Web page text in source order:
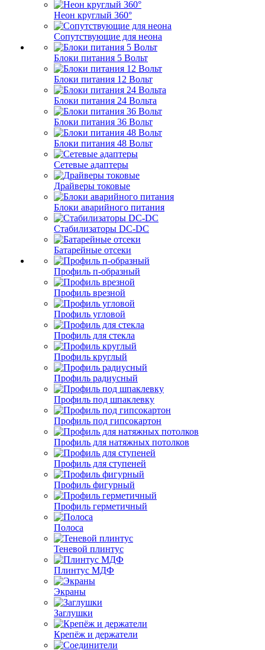
Неон круглый 360°
Сопутствующие для неона
Блоки питания 5 Вольт
Блоки питания 12 Вольт
Блоки питания 24 Вольта
Блоки питания 36 Вольт
Блоки питания 48 Вольт
Сетевые адаптеры
Драйверы токовые
Блоки аварийного питания
Стабилизаторы DC-DC
Батарейные отсеки
Профиль п-образный
Профиль врезной
Профиль угловой
Профиль для стекла
Профиль круглый
Профиль радиусный
Профиль под шпаклевку
Профиль под гипсокартон
Профиль для натяжных потолков
Профиль для ступеней
Профиль фигурный
Профиль герметичный
Полоса
Теневой плинтус
Плинтус МДФ
Экраны
Заглушки
Крепёж и держатели